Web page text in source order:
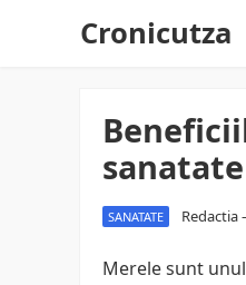
Cronicutza
sanatate
SANATATE Redactia
Merele sunt